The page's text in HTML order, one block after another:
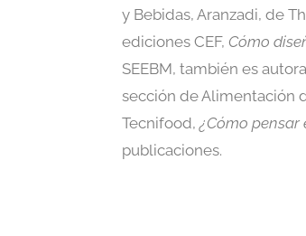
y Bebidas, Aranzadi, de
ediciones CEF, Cómo
SEEBM, también es
sección de Alimentación
Tecnifood, ¿Cómo pensar
publicaciones.